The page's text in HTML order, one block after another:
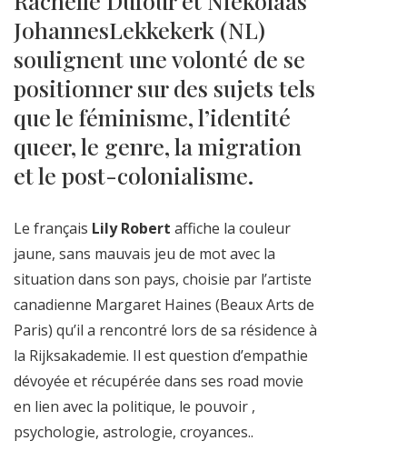
JohannesLekkekerk (NL)
soulignent une volonté de se
positionner sur des sujets tels
que le féminisme, l’identité
queer, le genre, la migration
et le post-colonialisme.
Le français Lily Robert affiche la couleur
jaune, sans mauvais jeu de mot avec la
situation dans son pays, choisie par l’artiste
canadienne Margaret Haines (Beaux Arts de
Paris) qu’il a rencontré lors de sa résidence à
la Rijksakademie. Il est question d’empathie
dévoyée et récupérée dans ses road movie
en lien avec la politique, le pouvoir ,
psychologie, astrologie, croyances..